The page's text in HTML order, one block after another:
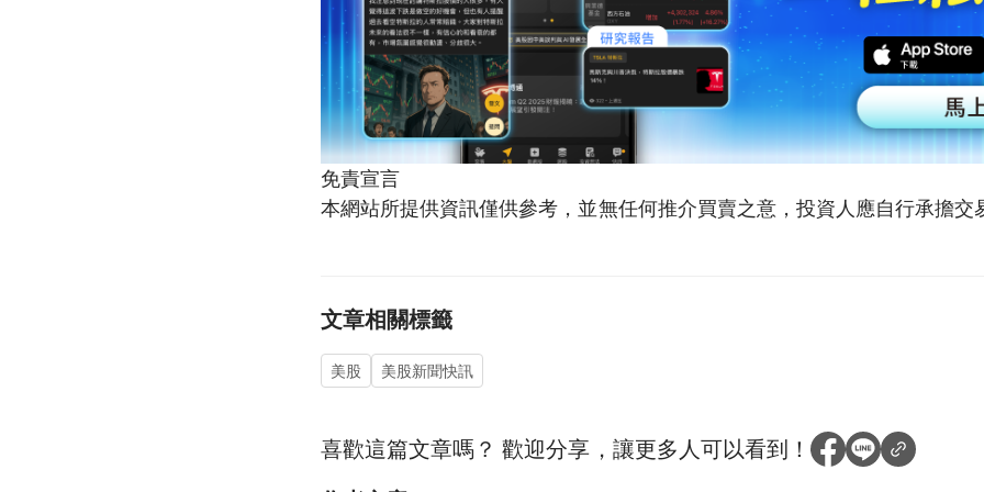
免責宣言
本網站所提供資訊僅供參考，並無任何推介買賣之意，投資人應自行承擔交
文章相關標籤
美股 美股新聞快訊
喜歡這篇文章嗎？歡迎分享，讓更多人可以看到！